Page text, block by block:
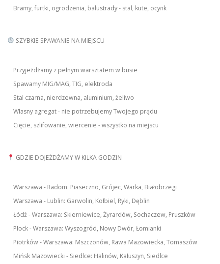
Bramy, furtki, ogrodzenia, balustrady - stal, kute, ocynk
SZYBKIE SPAWANIE NA MIEJSCU
Przyjeżdżamy z pełnym warsztatem w busie
Spawamy MIG/MAG, TIG, elektroda
Stal czarna, nierdzewna, aluminium, żeliwo
Własny agregat - nie potrzebujemy Twojego prądu
Cięcie, szlifowanie, wiercenie - wszystko na miejscu
GDZIE DOJEŻDŻAMY W KILKA GODZIN
Warszawa - Radom: Piaseczno, Grójec, Warka, Białobrzegi
Warszawa - Lublin: Garwolin, Kołbiel, Ryki, Dęblin
Łódź - Warszawa: Skierniewice, Żyrardów, Sochaczew, Pruszków
Płock - Warszawa: Wyszogród, Nowy Dwór, Łomianki
Piotrków - Warszawa: Mszczonów, Rawa Mazowiecka, Tomaszów
Mińsk Mazowiecki - Siedlce: Halinów, Kałuszyn, Siedlce